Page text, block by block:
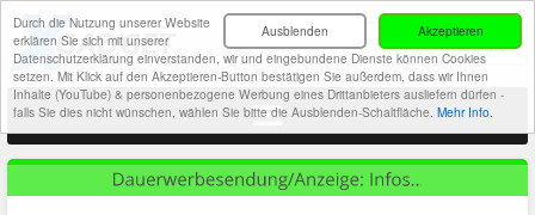
Akzeptieren
Ausblenden
Durch die Nutzung unserer Website
erklären Sie sich mit unserer
Datenschutzerklärung einverstanden, wir und eingebundene Dienste können Cookies
setzen. Mit Klick auf den Akzeptieren-Button bestätigen Sie außerdem, dass wir Ihnen
Inhalte (YouTube) & personenbezogene Werbung eines Drittanbieters ausliefern dürfen -
falls Sie dies nicht wünschen, wählen Sie bitte die Ausblenden-Schaltfläche. Mehr Info.